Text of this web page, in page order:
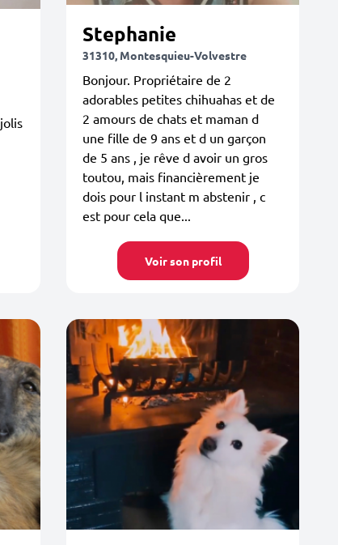
Stephanie
31310, Montesquieu-Volvestre
Bonjour. Propriétaire de 2
adorables petites chihuahas et de
2 amours de chats et maman d
une fille de 9 ans et d un garçon
de 5 ans , je rêve d avoir un gros
toutou, mais financièrement je
dois pour l instant m abstenir , c
est pour cela que...
Voir son profil